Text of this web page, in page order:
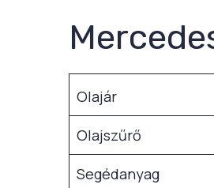
Olajár
Olajszűrő
Segédanyag